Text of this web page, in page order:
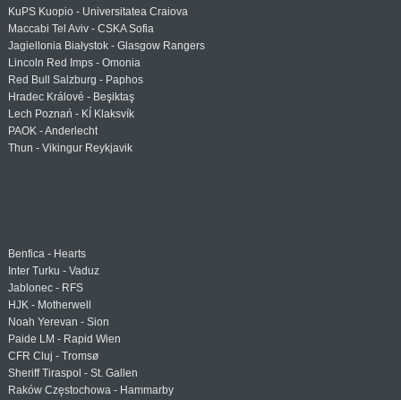
KuPS Kuopio - Universitatea Craiova
Maccabi Tel Aviv - CSKA Sofia
Jagiellonia Białystok - Glasgow Rangers
Lincoln Red Imps - Omonia
Red Bull Salzburg - Paphos
Hradec Králové - Beşiktaş
Lech Poznań - KÍ Klaksvík
PAOK - Anderlecht
Thun - Vikingur Reykjavik
Benfica - Hearts
Inter Turku - Vaduz
Jablonec - RFS
HJK - Motherwell
Noah Yerevan - Sion
Paide LM - Rapid Wien
CFR Cluj - Tromsø
Sheriff Tiraspol - St. Gallen
Raków Częstochowa - Hammarby